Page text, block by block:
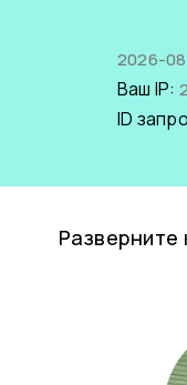
2026-
Ваш IP:
ID
Разверните